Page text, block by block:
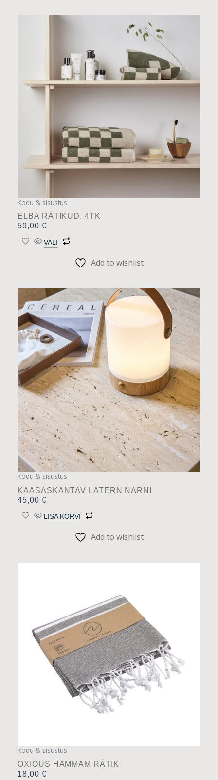
Kodu & sisustus
ELBA RÄTIKUD. 4TK
59,00 €
VALI
mitu
varianti.
Valikuid
saab
Add to wishlist
Kodu & sisustus
KAASASKANTAV LATERN NARNI
45,00 €
LISA KORVI
Add to wishlist
Kodu & sisustus
OXIOUS HAMMAM RÄTIK
18,00 €